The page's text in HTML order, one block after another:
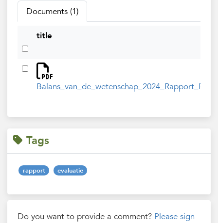
Documents (1)
title
Tags
rapport evaluatie
Do you want to provide a comment? Please sign